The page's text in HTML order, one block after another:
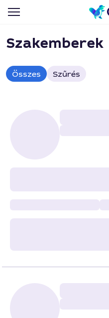
Szakemberek
Összes Szűrés